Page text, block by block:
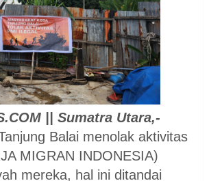
|| Sumatra Utara,-
Balai menolak aktivitas
MIGRAN INDONESIA)
mereka, hal ini ditandai